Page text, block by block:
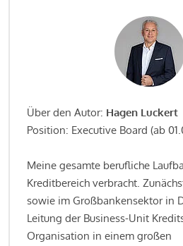
Über den Autor: Hagen Luckert
Position: Executive Board (ab
Meine gesamte berufliche
Kreditbereich verbracht.
sowie im Großbankensektor in
Leitung der Business-Unit
Organisation in einem großen